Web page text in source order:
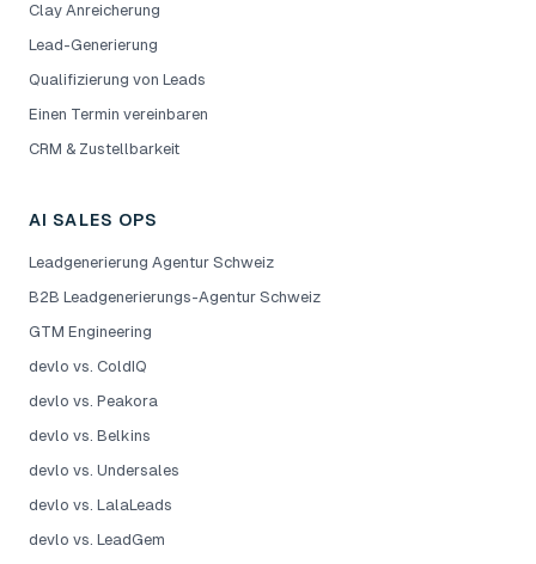
Clay Anreicherung
Lead-Generierung
Qualifizierung von Leads
Einen Termin vereinbaren
CRM & Zustellbarkeit
AI SALES OPS
Leadgenerierung Agentur Schweiz
B2B Leadgenerierungs-Agentur Schweiz
GTM Engineering
devlo vs. ColdIQ
devlo vs. Peakora
devlo vs. Belkins
devlo vs. Undersales
devlo vs. LalaLeads
devlo vs. LeadGem